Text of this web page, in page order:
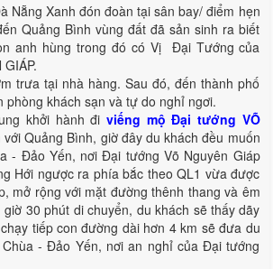
Nẵng Xanh đón đoàn tại sân bay/ điểm hẹn
Quảng Bình vùng đất đã sản sinh ra biết
anh hùng trong đó có Vị Đại Tướng của
trưa tại nhà hàng. Sau đó, đến thành phố
phòng khách sạn và tự do nghỉ ngơi.
khởi hành đi viếng mộ Đại tướng VÕ
Quảng Bình, giờ đây du khách đều muốn
- Đảo Yến, nơi Đại tướng Võ Nguyên Giáp
Hới ngược ra phía bắc theo QL1 vừa được
mở rộng với mặt đường thênh thang và êm
30 phút di chuyển, du khách sẽ thấy dãy
tiếp con đường dài hơn 4 km sẽ đưa du
- Đảo Yến, nơi an nghỉ của Đại tướng